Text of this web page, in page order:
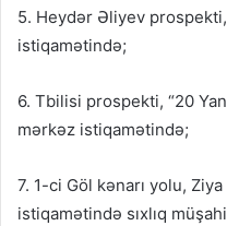
5. Heydər Əliyev
istiqamətində;
6. Tbilisi prospekti, “20
mərkəz istiqamətində;
7. 1-ci Göl kənarı yolu,
istiqamətində sıxlıq